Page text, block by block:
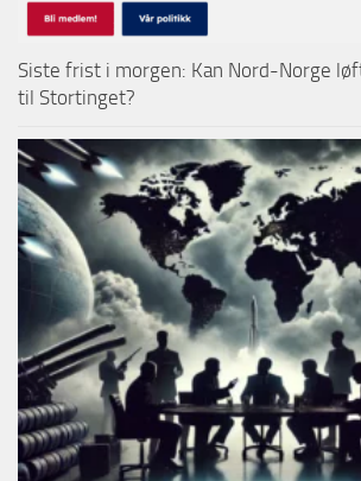
Siste frist i morgen: Kan Nord-Norge
til Stortinget?